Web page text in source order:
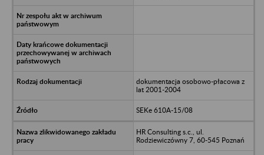
dokumentacja osobowo-płacowa z
lat 2001-2004
SEKe 610A-15/08
HR Consulting s.c., ul.
Rodziewiczówny 7, 60-545 Poznań